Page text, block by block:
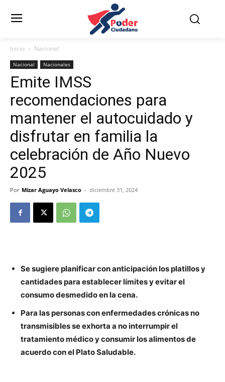
Inicio Nacional
Nacional Nacionales
Emite IMSS
recomendaciones para
mantener el autocuidado y
disfrutar en familia la
celebración de Año Nuevo
2025
Por Mizar Aguayo Velasco - diciembre 31, 2024
Se sugiere planificar con anticipación los platillos y
cantidades para establecer límites y evitar el
consumo desmedido en la cena.
Para las personas con enfermedades crónicas no
transmisibles se exhorta a no interrumpir el
tratamiento médico y consumir los alimentos de
acuerdo con el Plato Saludable.